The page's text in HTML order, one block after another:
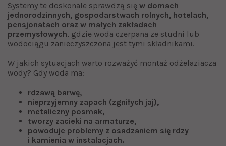
Systemy te doskonale sprawdzą się w domach
jednorodzinnych, gospodarstwach rolnych, hotelach,
pensjonatach oraz w małych zakładach
przemysłowych, gdzie woda czerpana ze studni lub
wodociągu zanieczyszczona jest tymi składnikami.
W jakich sytuacjach warto rozważyć montaż odżelaziacza
wody? Gdy woda ma:
rdzawą barwę,
nieprzyjemny zapach (zgniłych jaj),
metaliczny posmak,
tworzy zacieki na armaturze,
powoduje problemy z osadzaniem się rdzy
i kamienia w instalacjach.